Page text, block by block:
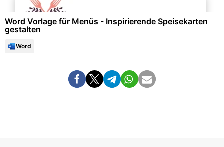
Word Vorlage für Menüs - Inspirierende Speisekarten
gestalten
Word